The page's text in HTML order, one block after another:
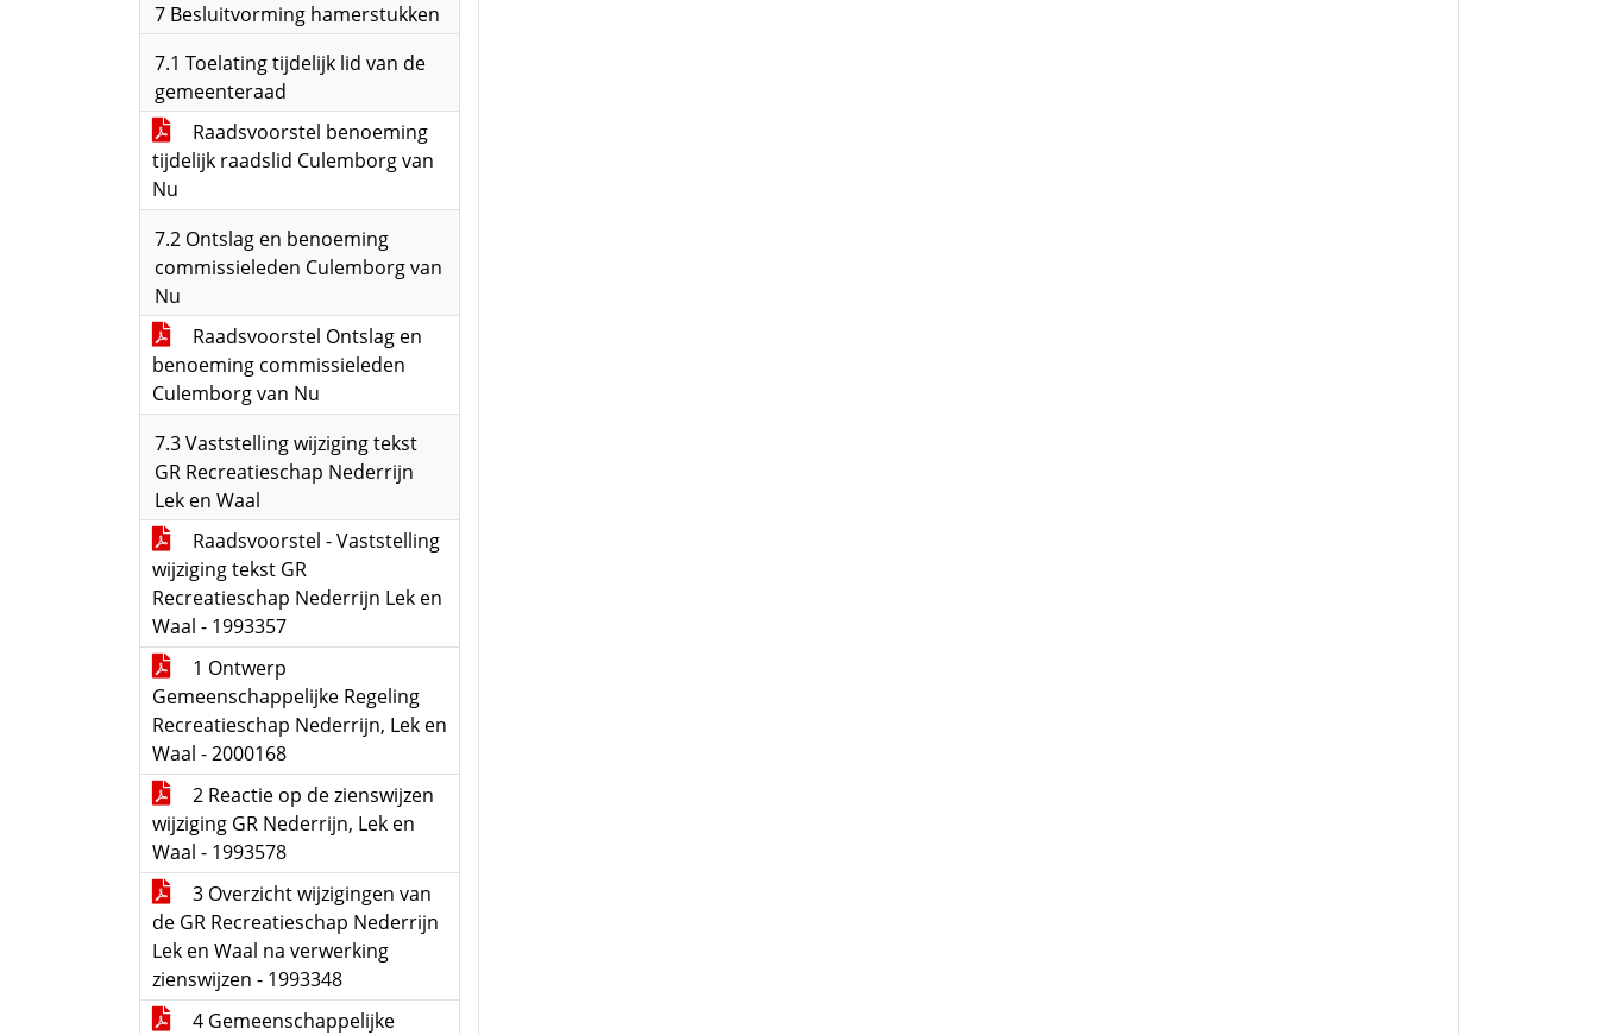
7 Besluitvorming hamerstukken
7.1 Toelating tijdelijk lid van de
gemeenteraad
Raadsvoorstel benoeming
tijdelijk raadslid Culemborg van
Nu
7.2 Ontslag en benoeming
commissieleden Culemborg van
Nu
Raadsvoorstel Ontslag en
benoeming commissieleden
Culemborg van Nu
7.3 Vaststelling wijziging tekst
GR Recreatieschap Nederrijn
Lek en Waal
Raadsvoorstel - Vaststelling
wijziging tekst GR
Recreatieschap Nederrijn Lek en
Waal - 1993357
1 Ontwerp
Gemeenschappelijke Regeling
Recreatieschap Nederrijn, Lek en
Waal - 2000168
2 Reactie op de zienswijzen
wijziging GR Nederrijn, Lek en
Waal - 1993578
3 Overzicht wijzigingen van
de GR Recreatieschap Nederrijn
Lek en Waal na verwerking
zienswijzen - 1993348
4 Gemeenschappelijke